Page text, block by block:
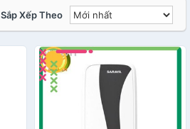
Sắp Xếp Theo